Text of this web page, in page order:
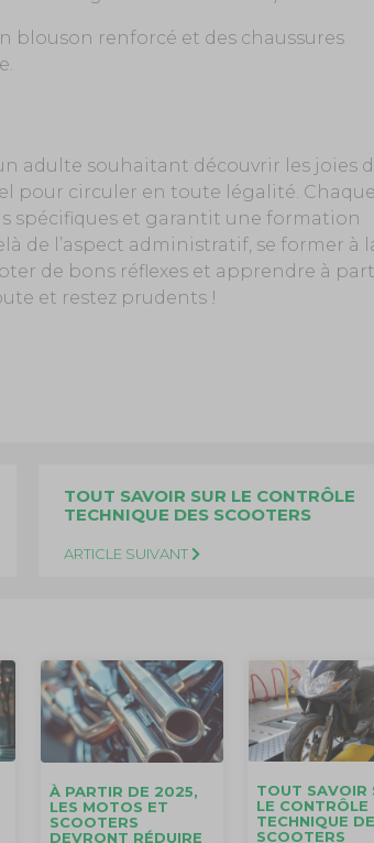
blouson renforcé et des chaussures
adulte souhaitant découvrir les joies
pour circuler en toute légalité. Chaque
spécifiques et garantit une formation
de l’aspect administratif, se former à
de bons réflexes et apprendre à
et restez prudents !
TOUT SAVOIR SUR LE CONTRÔLE
TECHNIQUE DES SCOOTERS
ARTICLE SUIVANT
À PARTIR DE 2025,
LES MOTOS ET
SCOOTERS
DEVRONT RÉDUIRE
TOUT SAVOIR
LE CONTRÔLE
TECHNIQUE
SCOOTERS